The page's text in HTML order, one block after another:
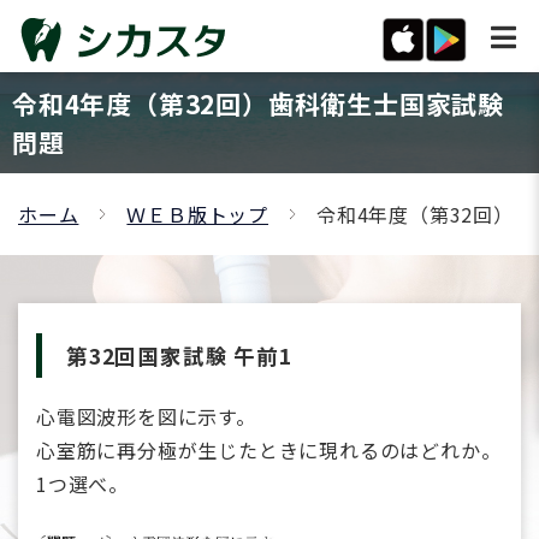
令和4年度（第32回）歯科衛生士国家試験
問題
ホーム ＷＥＢ版トップ 令和4年度（第32回）
第32回国家試験 午前1
心電図波形を図に示す。
心室筋に再分極が生じたときに現れるのはどれか。
1つ選べ。